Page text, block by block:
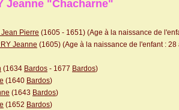
Jeanne "Chacharne"
Jean Pierre (1605 - 1651) (Age à la naissance de
Jeanne (1605) (Age à la naissance de l'enfant : 28
(1634 Bardos - 1677 Bardos)
(1640 Bardos)
(1643 Bardos)
(1652 Bardos)